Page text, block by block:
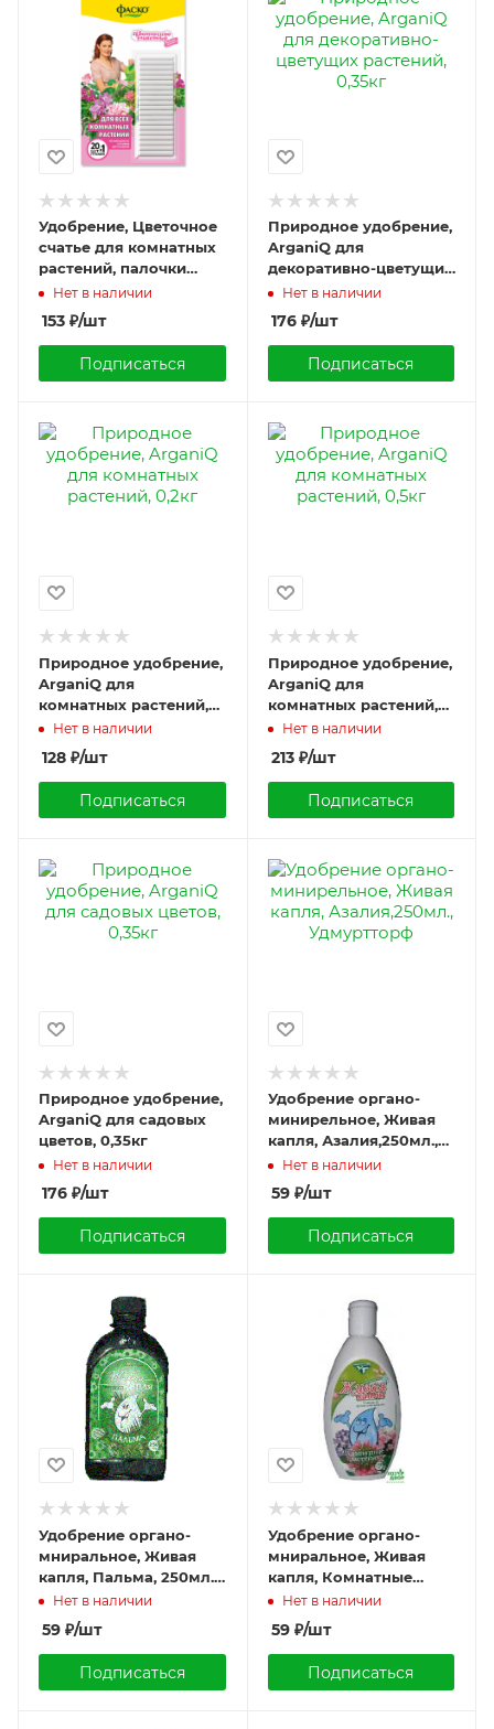
Удобрение, Цветочное
счатье для комнатных
растений, палочки
20шт., Фаско
Нет в наличии
153 ₽/шт
Подписаться
Природное удобрение,
ArganiQ для
декоративно-цветущих
растений, 0,35кг
Нет в наличии
176₽/шт
Подписаться
Природное удобрение,
ArganiQ для
комнатных растений,
0,2кг
Нет в наличии
128 ₽/шт
Подписаться
Природное удобрение,
ArganiQ для
комнатных растений,
0,5кг
Нет в наличии
213₽/шт
Подписаться
Природное удобрение,
ArganiQ для садовых
цветов, 0,35кг
Нет в наличии
176 ₽/шт
Подписаться
Удобрение органо-
минирельное, Живая
капля, Азалия,250мл.,
Удмуртторф
Нет в наличии
59₽/шт
Подписаться
Удобрение органо-
мниральное, Живая
капля, Пальма, 250мл.,
Удмуртторф
Нет в наличии
59 ₽/шт
Подписаться
Удобрение органо-
мниральное, Живая
капля, Комнатные
растения, 250мл.,
Удмуртторф
Нет в наличии
59₽/шт
Подписаться